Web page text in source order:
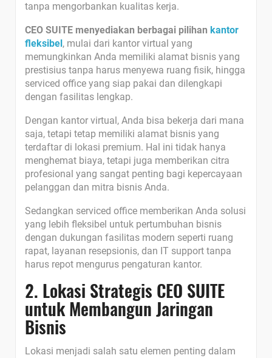
tanpa mengorbankan kualitas kerja.
CEO SUITE menyediakan berbagai pilihan kantor
fleksibel , mulai dari kantor virtual yang
memungkinkan Anda memiliki alamat bisnis yang
prestisius tanpa harus menyewa ruang fisik, hingga
serviced office yang siap pakai dan dilengkapi
dengan fasilitas lengkap.
Dengan kantor virtual, Anda bisa bekerja dari mana
saja, tetapi tetap memiliki alamat bisnis yang
terdaftar di lokasi premium. Hal ini tidak hanya
menghemat biaya, tetapi juga memberikan citra
profesional yang sangat penting bagi kepercayaan
pelanggan dan mitra bisnis Anda.
Sedangkan serviced office memberikan Anda solusi
yang lebih fleksibel untuk pertumbuhan bisnis
dengan dukungan fasilitas modern seperti ruang
rapat, layanan resepsionis, dan IT support tanpa
harus repot mengurus pengaturan kantor.
2. Lokasi Strategis CEO SUITE
untuk Membangun Jaringan
Bisnis
Lokasi menjadi salah satu elemen penting dalam